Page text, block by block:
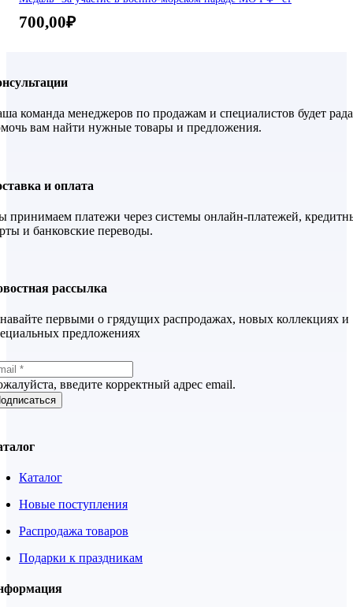
700,00₽
команда менеджеров по продажам и специалистов будет рада
вам найти нужные товары и предложения.
и оплата
принимаем платежи через системы онлайн-платежей,
и банковские переводы.
рассылка
первыми о грядущих распродажах, новых коллекциях и
предложениях
введите корректный адрес email.
Каталог
Новые поступления
Распродажа товаров
Подарки к праздникам